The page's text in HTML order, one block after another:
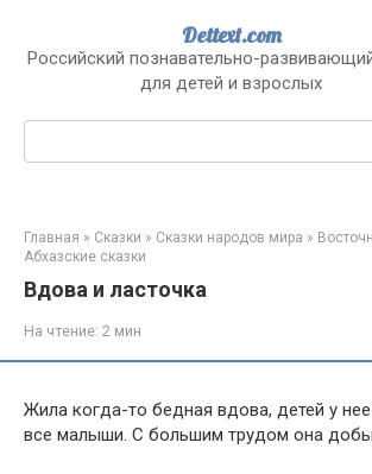
контенту
Dettext.com
Российский познавательно-
для детей и взрослых
Поиск:
Главная » Сказки » Сказки народов мира »
Абхазские сказки
Вдова и ласточка
На чтение: 2 мин
Жила когда-то бедная вдова, детей у
все малыши. С большим трудом она